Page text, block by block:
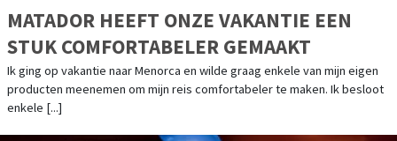
MATADOR HEEFT ONZE VAKANTIE EEN
STUK COMFORTABELER GEMAAKT
Ik ging op vakantie naar Menorca en wilde graag enkele van mijn eigen
producten meenemen om mijn reis comfortabeler te maken. Ik besloot
enkele [...]